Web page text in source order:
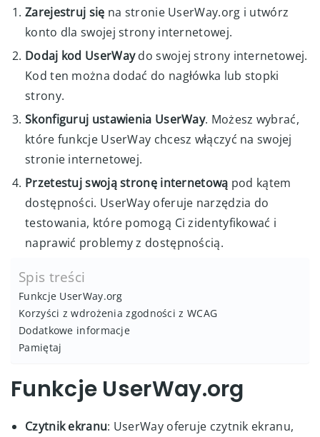
Zarejestruj się na stronie UserWay.org i utwórz
konto dla swojej strony internetowej.
Dodaj kod UserWaydo swojej strony internetowej.
Kod ten można dodać do nagłówka lub stopki
strony.
Skonfiguruj ustawienia UserWay. Możesz wybrać,
które funkcje UserWay chcesz włączyć na swojej
stronie internetowej.
Przetestuj swoją stronę internetową pod kątem
dostępności. UserWay oferuje narzędzia do
testowania, które pomogą Ci zidentyfikować i
naprawić problemy z dostępnością.
Spis treści
Funkcje UserWay.org
Korzyści z wdrożenia zgodności z WCAG
Dodatkowe informacje
Pamiętaj
Funkcje UserWay.org
Czytnik ekranu: UserWay oferuje czytnik ekranu,